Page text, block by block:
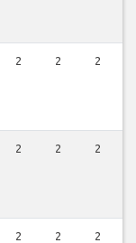
2 2 2
2 2 2
2 2 2